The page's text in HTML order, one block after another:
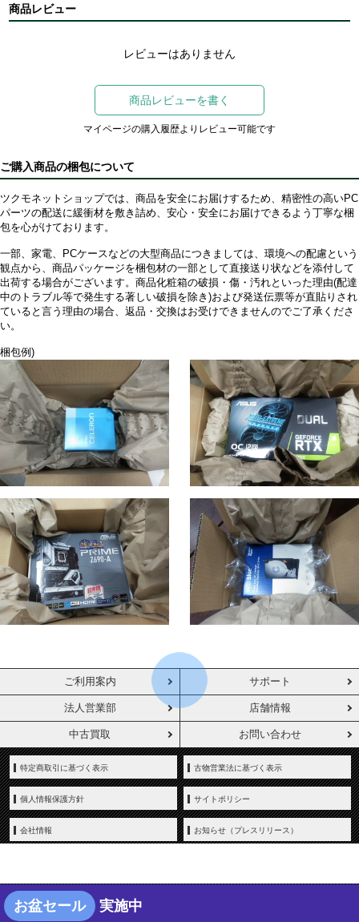
商品レビュー
レビューはありません
商品レビューを書く
マイページの購入履歴よりレビュー可能です
ご購入商品の梱包について
ツクモネットショップでは、商品を安全にお届けするため、精密性の高いPC
パーツの配送に緩衝材を敷き詰め、安心・安全にお届けできるよう丁寧な梱
包を心がけております。
一部、家電、PCケースなどの大型商品につきましては、環境への配慮という
観点から、商品パッケージを梱包材の一部として直接送り状などを添付して
出荷する場合がございます。商品化粧箱の破損・傷・汚れといった理由(配達
中のトラブル等で発生する著しい破損を除き)および発送伝票等が直貼りされ
ていると言う理由の場合、返品・交換はお受けできませんのでご了承くださ
い。
梱包例)
ご利用案内 サポート
法人営業部 店舗情報
中古買取 お問い合わせ
特定商取引に基づく表示 古物営業法に基づく表示
個人情報保護方針 サイトポリシー
会社情報 お知らせ（プレスリリース）
お盆セール 実施中